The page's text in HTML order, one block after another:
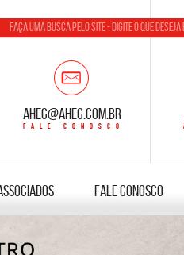
aheg@aheg.com.br
Fale Conosco